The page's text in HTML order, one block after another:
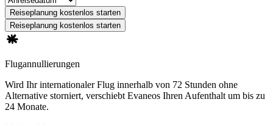
Reiseplanung kostenlos starten
Reiseplanung kostenlos starten
Flugannullierungen
Wird Ihr internationaler Flug innerhalb von 72 Stunden ohne
Alternative storniert, verschiebt Evaneos Ihren Aufenthalt um bis zu
24 Monate.